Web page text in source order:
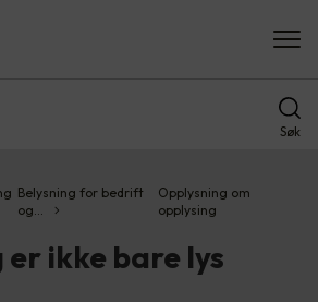
Søk
Belysning for bedrift
og…
Opplysning om
opplysing
er ikke bare lys